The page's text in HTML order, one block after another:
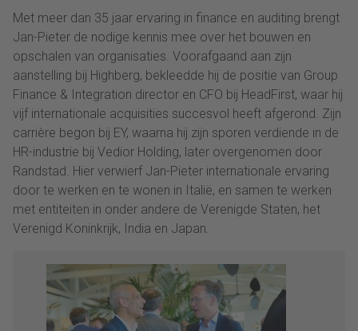
Met meer dan 35 jaar ervaring in finance en auditing brengt
Jan-Pieter de nodige kennis mee over het bouwen en
opschalen van organisaties. Voorafgaand aan zijn
aanstelling bij Highberg, bekleedde hij de positie van Group
Finance & Integration director en CFO bij HeadFirst, waar hij
vijf internationale acquisities succesvol heeft afgerond. Zijn
carrière begon bij EY, waarna hij zijn sporen verdiende in de
HR-industrie bij Vedior Holding, later overgenomen door
Randstad. Hier verwierf Jan-Pieter internationale ervaring
door te werken en te wonen in Italië, en samen te werken
met entiteiten in onder andere de Verenigde Staten, het
Verenigd Koninkrijk, India en Japan.